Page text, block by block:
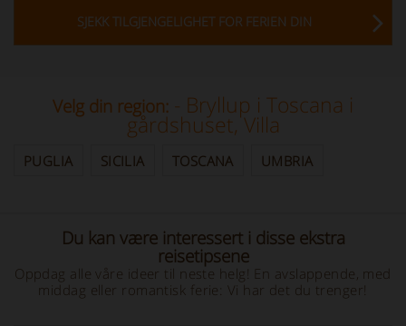
SJEKK TILGJENGELIGHET FOR FERIEN DIN
Velg din region: - Bryllup i Toscana i
gårdshuset, Villa
PUGLIA SICILIA TOSCANA UMBRIA
Du kan være interessert i disse ekstra
reisetipsene
Oppdag alle våre ideer til neste helg! En avslappende, med
middag eller romantisk ferie: Vi har det du trenger!